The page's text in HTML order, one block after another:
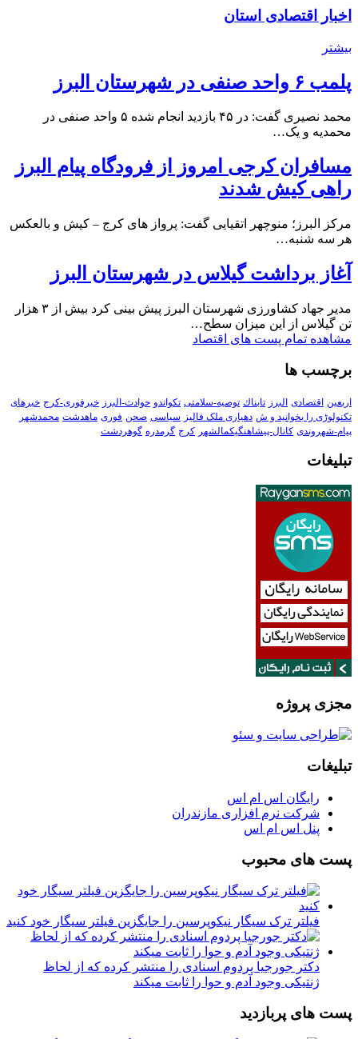
اخبار اقتصادی استان
بیشتر
پلمب ۶ واحد صنفی در شهرستان البرز
محمد نصیری گفت: در ۴۵ بازدید انجام شده ۵ واحد صنفی در
محمدیه و یک…
مسافران کرجی امروز از فرودگاه پیام البرز
راهی کیش شدند
مرکز البرز؛ منوچهر اتقیایی گفت: پرواز های کرج – کیش و بالعکس
هر سه شنبه…
آغاز برداشت گیلاس در شهرستان البرز
مدیر جهاد کشاورزی شهرستان البرز پیش بینی کرد بیش از ۳ هزار
تن گیلاس از این میزان سطح…
مشاهده تمام پست های اقتصاد
برچسب ها
اربعین اقتصادی البرز تابناك توصیه-سلامتی تکواندو حوادث-البرز خبرفوری-کرج خبرهای
تکنولوڑی را بخوانید و ش دهیاری ملک فالیز سیاسی صحن فوری ماهدشت محمدشهر
پیام-شهروندی کانال-پیشاهنگیکمالشهر کرج گرمدره گوهردشت
تبلیغات
مجزی پروژه
تبلیغات
رایگان اس ام اس
شرکت نرم افزاری مازندران
پنل اس ام اس
پست های محبوب
فیلتر ترک سیگار نیکوپرسین را جایگزین فیلتر سیگار خود کنید
دکتر جورجیا پردوم اسنادی را منتشر کرده که از لحاظ
ژنتیکی وجود آدم و حوا را ثابت میکند
پست های پربازدید